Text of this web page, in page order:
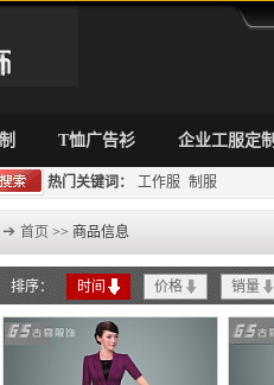
T恤广告衫 企业工服定
热门关键词： 工作服 制服
首页 >> 商品信息
排序： 时间 价格 销量